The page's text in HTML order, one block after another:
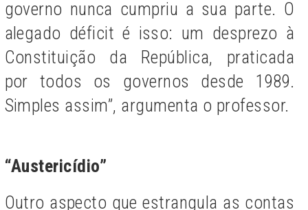
governo nunca cumpriu a sua parte. O
alegado déficit é isso: um desprezo à
Constituição da República, praticada
por todos os governos desde 1989.
Simples assim”, argumenta o professor.
“Austericídio”
Outro aspecto que estrangula as contas